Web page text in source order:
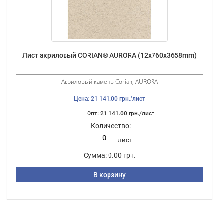
Лист акриловый CORIAN® AURORA (12х760х3658mm)
Акриловый камень Corian, AURORA
Цена: 21 141.00 грн./лист
Опт: 21 141.00 грн./лист
Количество:
лист
Сумма: 0.00 грн.
В корзину